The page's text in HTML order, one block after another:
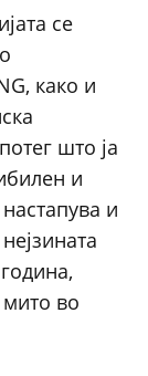
се
како и
што ја
и
и
во